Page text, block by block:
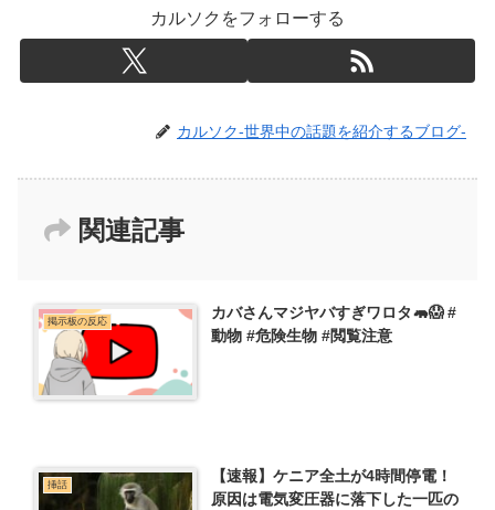
カルソクをフォローする
カルソク-世界中の話題を紹介するブログ-
関連記事
掲示板の反応
カバさんマジヤバすぎワロタ🦛😱 #
動物 #危険生物 #閲覧注意
挿話
【速報】ケニア全土が4時間停電！
原因は電気変圧器に落下した一匹の